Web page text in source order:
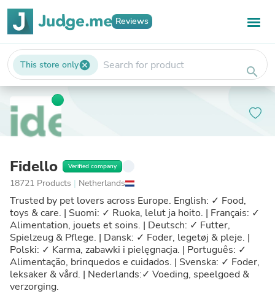
Reviews
This store onlycancel search
Fidello Verified company
18721 Products | Netherlands
Trusted by pet lovers across Europe. English: ✓ Food,
toys & care. | Suomi: ✓ Ruoka, lelut ja hoito. | Français: ✓
Alimentation, jouets et soins. | Deutsch: ✓ Futter,
Spielzeug & Pflege. | Dansk: ✓ Foder, legetøj & pleje. |
Polski: ✓ Karma, zabawki i pielęgnacja. | Português: ✓
Alimentação, brinquedos e cuidados. | Svenska: ✓ Foder,
leksaker & vård. | Nederlands:✓ Voeding, speelgoed &
verzorging.